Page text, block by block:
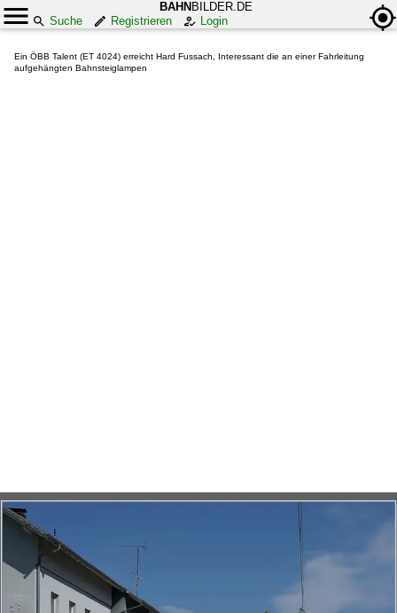
BAHN BILDER.DE
Suche
Registrieren Login
Ein ÖBB Talent (ET 4024) erreicht Hard Fussach, Interessant die an einer Fahrleitung
aufgehängten Bahnsteiglampen